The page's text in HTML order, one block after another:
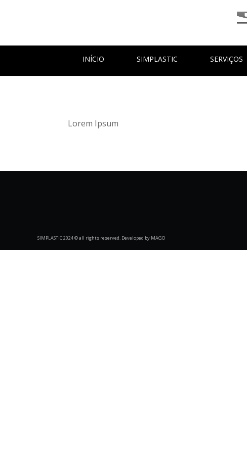
INÍCIO SIMPLASTIC SERVIÇOS
Lorem Ipsum
SIMPLASTIC 2024 © all rights reserved. Developed by MAGO